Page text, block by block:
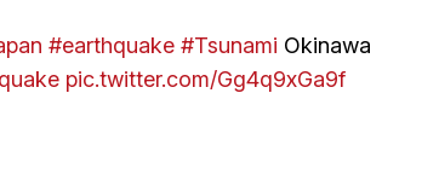
#earthquake #Tsunami Okinawa
pic.twitter.com/Gg4q9xGa9f